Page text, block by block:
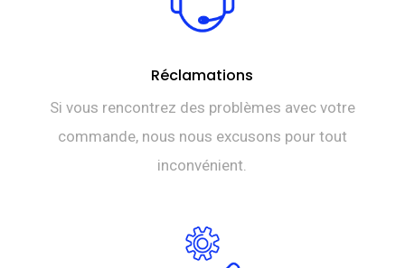
Réclamations
Si vous rencontrez des problèmes avec votre
commande, nous nous excusons pour tout
inconvénient.